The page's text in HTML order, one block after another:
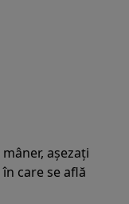
așezați
care se află